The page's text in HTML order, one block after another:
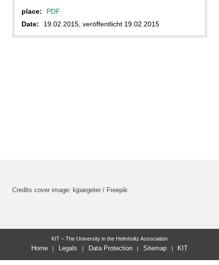
place:
PDF
Date:
19.02.2015, veröffentlicht 19.02.2015
Credits cover image: kjpargeter / Freepik
KIT – The University in the Helmholtz Association
Home Legals Data Protection Sitemap KIT